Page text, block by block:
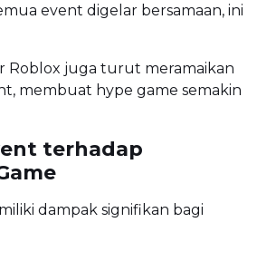
event digelar bersamaan, ini
Roblox juga turut meramaikan
membuat hype game semakin
terhadap
dampak signifikan bagi